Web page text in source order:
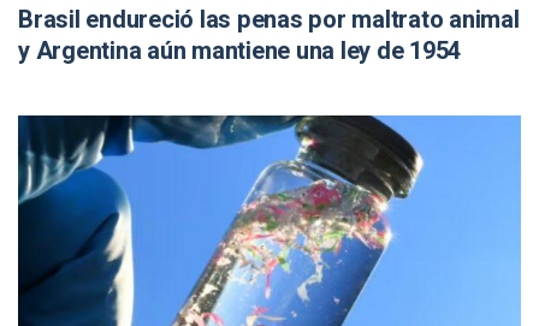
Brasil endureció las penas por maltrato animal
y Argentina aún mantiene una ley de 1954